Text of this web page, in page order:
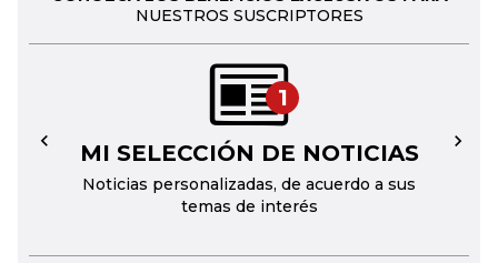
NUESTROS SUSCRIPTORES
1
MI SELECCIÓN DE NOTICIAS
Noticias personalizadas, de acuerdo a sus
temas de interés
← →